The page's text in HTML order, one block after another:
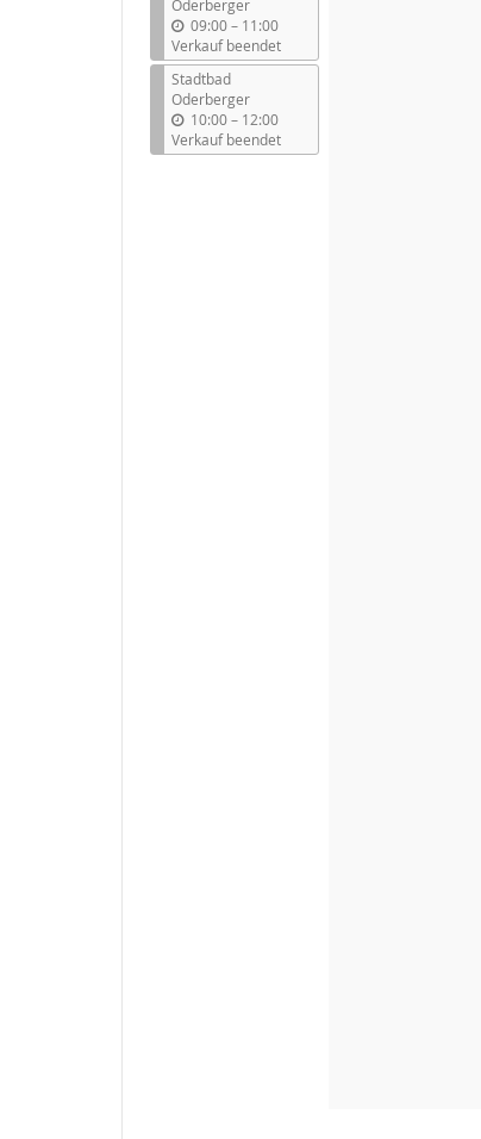
Oderberger
09:00–b
i
s
11:00
Verkauf beendet
Stadtbad
Oderberger
10:00–b
i
s
12:00
Verkauf beendet